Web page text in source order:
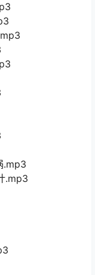
.mp3
.mp3